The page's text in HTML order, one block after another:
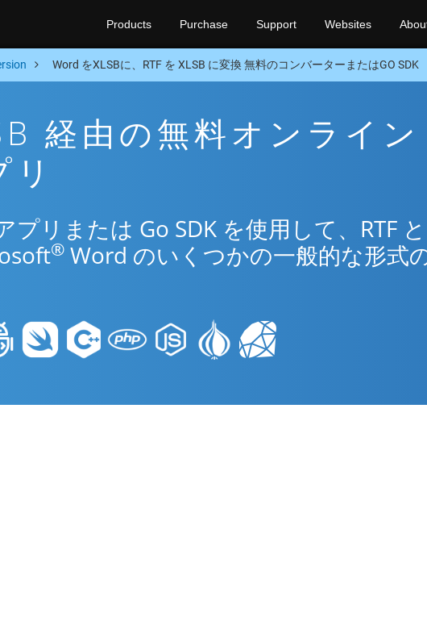
Products Purchase Support Websites
Word をXLSBに、RTF を XLSB に変換 無料のコンバーターまたはGO SDK
経由の無料オンライン
リまたは Go SDK を使用して、RTF と
® Word のいくつかの一般的な形式